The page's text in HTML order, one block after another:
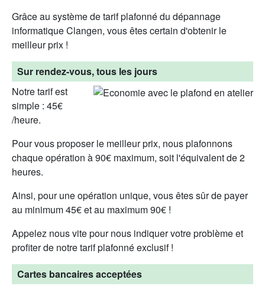
Grâce au système de tarif plafonné du dépannage
informatique Clangen, vous êtes certain d'obtenir le
meilleur prix !
Sur rendez-vous, tous les jours
Notre tarif est
simple : 45€
/heure.
Pour vous proposer le meilleur prix, nous plafonnons
chaque opération à 90€ maximum, soit l'équivalent de 2
heures.
Ainsi, pour une opération unique, vous êtes sûr de payer
au minimum 45€ et au maximum 90€ !
Appelez nous vite pour nous indiquer votre problème et
profiter de notre tarif plafonné exclusif !
Cartes bancaires acceptées